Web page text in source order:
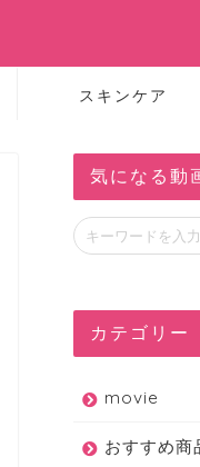
スキンケア
気になる動
カテゴリー
movie
おすすめ商